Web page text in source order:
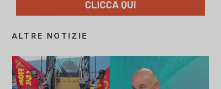
ALTRE NOTIZIE